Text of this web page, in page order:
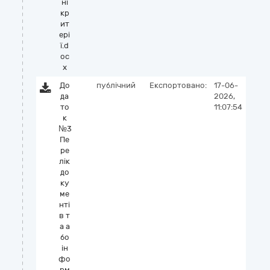
ні
кр
ит
ері
ї.d
oc
x
До
да
то
к
№3
Пе
ре
лік
до
ку
ме
нті
в т
а а
бо
ін
фо
публічний Експортовано:
17-06-
2026,
11:07:54